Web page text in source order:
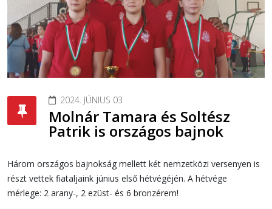
2024. JÚNIUS 03
Molnár Tamara és Soltész
Patrik is országos bajnok
Három országos bajnokság mellett két nemzetközi versenyen is
részt vettek fiataljaink június első hétvégéjén. A hétvége
mérlege: 2 arany-, 2 ezüst- és 6 bronzérem!